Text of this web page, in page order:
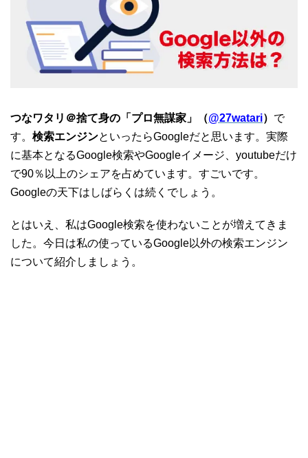
つなワタリ＠捨て身の「プロ無謀家」（@27watari） で
す。 検索エンジンといったらGoogleだと思います。実際
に基本となるGoogle検索やGoogleイメージ、youtubeだけ
で90％以上のシェアを占めています。すごいです。
Googleの天下はしばらくは続くでしょう。
とはいえ、私はGoogle検索を使わないことが増えてきま
した。今日は私の使っているGoogle以外の検索エンジン
について紹介しましょう。